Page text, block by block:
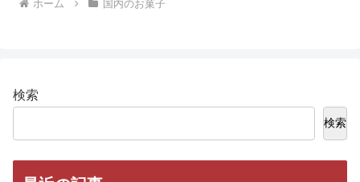
ホーム 国内のお菓子
検索
検索